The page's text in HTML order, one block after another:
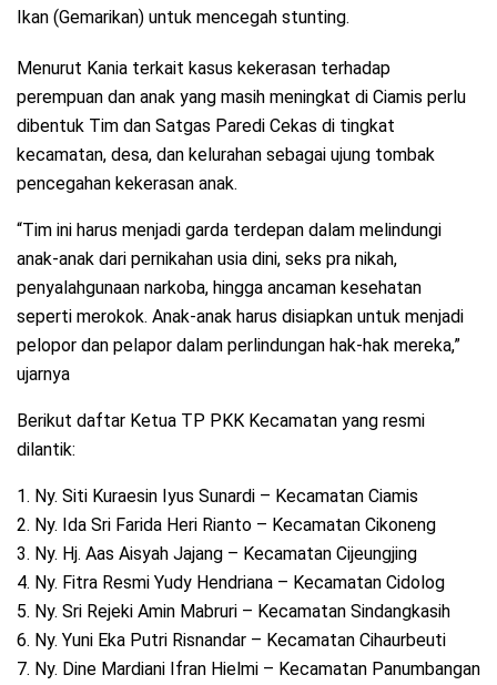
Ikan (Gemarikan) untuk mencegah stunting.
Menurut Kania terkait kasus kekerasan terhadap
perempuan dan anak yang masih meningkat di Ciamis perlu
dibentuk Tim dan Satgas Paredi Cekas di tingkat
kecamatan, desa, dan kelurahan sebagai ujung tombak
pencegahan kekerasan anak.
“Tim ini harus menjadi garda terdepan dalam melindungi
anak-anak dari pernikahan usia dini, seks pra nikah,
penyalahgunaan narkoba, hingga ancaman kesehatan
seperti merokok. Anak-anak harus disiapkan untuk menjadi
pelopor dan pelapor dalam perlindungan hak-hak mereka,”
ujarnya
Berikut daftar Ketua TP PKK Kecamatan yang resmi
dilantik:
1. Ny. Siti Kuraesin Iyus Sunardi – Kecamatan Ciamis
2. Ny. Ida Sri Farida Heri Rianto – Kecamatan Cikoneng
3. Ny. Hj. Aas Aisyah Jajang – Kecamatan Cijeungjing
4. Ny. Fitra Resmi Yudy Hendriana – Kecamatan Cidolog
5. Ny. Sri Rejeki Amin Mabruri – Kecamatan Sindangkasih
6. Ny. Yuni Eka Putri Risnandar – Kecamatan Cihaurbeuti
7. Ny. Dine Mardiani Ifran Hielmi – Kecamatan Panumbangan